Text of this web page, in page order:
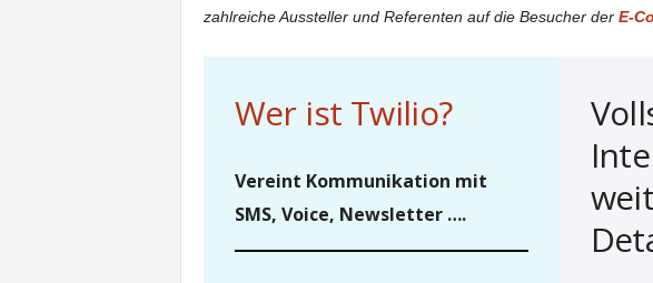
zahlreiche Aussteller und Referenten auf die Besucher der E-
Wer ist Twilio?
Vereint Kommunikation mit
SMS, Voice, Newsletter ….